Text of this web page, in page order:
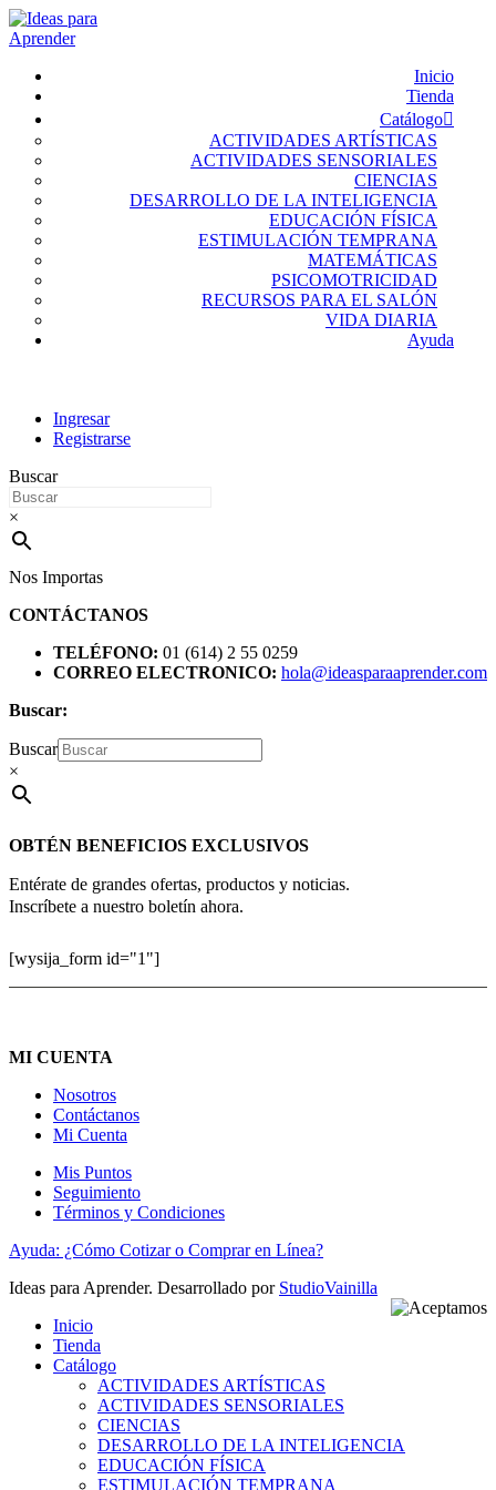
Inicio
Tienda
Catálogo
ACTIVIDADES ARTÍSTICAS
ACTIVIDADES SENSORIALES
CIENCIAS
DESARROLLO DE LA INTELIGENCIA
EDUCACIÓN FÍSICA
ESTIMULACIÓN TEMPRANA
MATEMÁTICAS
PSICOMOTRICIDAD
RECURSOS PARA EL SALÓN
VIDA DIARIA
Ayuda
Ingresar
Registrarse
Buscar
×
Nos Importas
CONTÁCTANOS
TELÉFONO: 01 (614) 2 55 0259
CORREO ELECTRONICO: hola@ideasparaaprender.com
Buscar:
Buscar
×
OBTÉN BENEFICIOS EXCLUSIVOS
Entérate de grandes ofertas, productos y noticias.
Inscríbete a nuestro boletín ahora.
[wysija_form id="1"]
MI CUENTA
Nosotros
Contáctanos
Mi Cuenta
Mis Puntos
Seguimiento
Términos y Condiciones
Ayuda: ¿Cómo Cotizar o Comprar en Línea?
Ideas para Aprender. Desarrollado por StudioVainilla
Inicio
Tienda
Catálogo
ACTIVIDADES ARTÍSTICAS
ACTIVIDADES SENSORIALES
CIENCIAS
DESARROLLO DE LA INTELIGENCIA
EDUCACIÓN FÍSICA
ESTIMULACIÓN TEMPRANA